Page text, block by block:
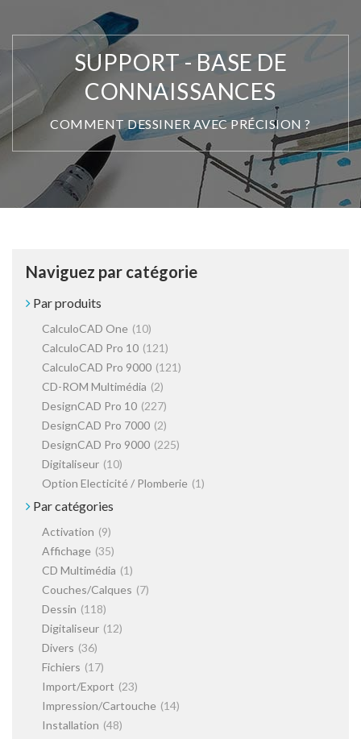
SUPPORT - BASE DE
CONNAISSANCES
COMMENT DESSINER AVEC PRÉCISION ?
Naviguez par catégorie
Par produits
CalculoCAD One (10)
CalculoCAD Pro 10 (121)
CalculoCAD Pro 9000 (121)
CD-ROM Multimédia (2)
DesignCAD Pro 10 (227)
DesignCAD Pro 7000 (2)
DesignCAD Pro 9000 (225)
Digitaliseur (10)
Option Electicité / Plomberie (1)
Par catégories
Activation (9)
Affichage (35)
CD Multimédia (1)
Couches/Calques (7)
Dessin (118)
Digitaliseur (12)
Divers (36)
Fichiers (17)
Import/Export (23)
Impression/Cartouche (14)
Installation (48)